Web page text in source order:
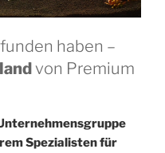
haben –
von Premium
Spezialisten für